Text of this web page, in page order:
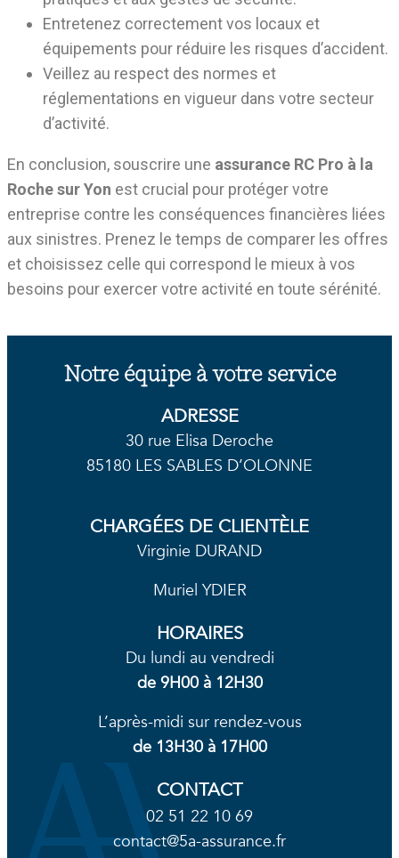
Entretenez correctement vos locaux et
équipements pour réduire les risques d’accident.
Veillez au respect des normes et
réglementations en vigueur dans votre secteur
d’activité.
En conclusion, souscrire une assurance RC Pro à la
Roche sur Yon est crucial pour protéger votre
entreprise contre les conséquences financières liées
aux sinistres. Prenez le temps de comparer les offres
et choisissez celle qui correspond le mieux à vos
besoins pour exercer votre activité en toute sérénité.
Notre équipe à votre service
ADRESSE
30 rue Elisa Deroche
85180 LES SABLES D’OLONNE
CHARGÉES DE CLIENTÈLE
Virginie DURAND
Muriel YDIER
HORAIRES
Du lundi au vendredi
de 9H00 à 12H30
L’après-midi sur rendez-vous
de 13H30 à 17H00
CONTACT
02 51 22 10 69
contact@5a-assurance.fr